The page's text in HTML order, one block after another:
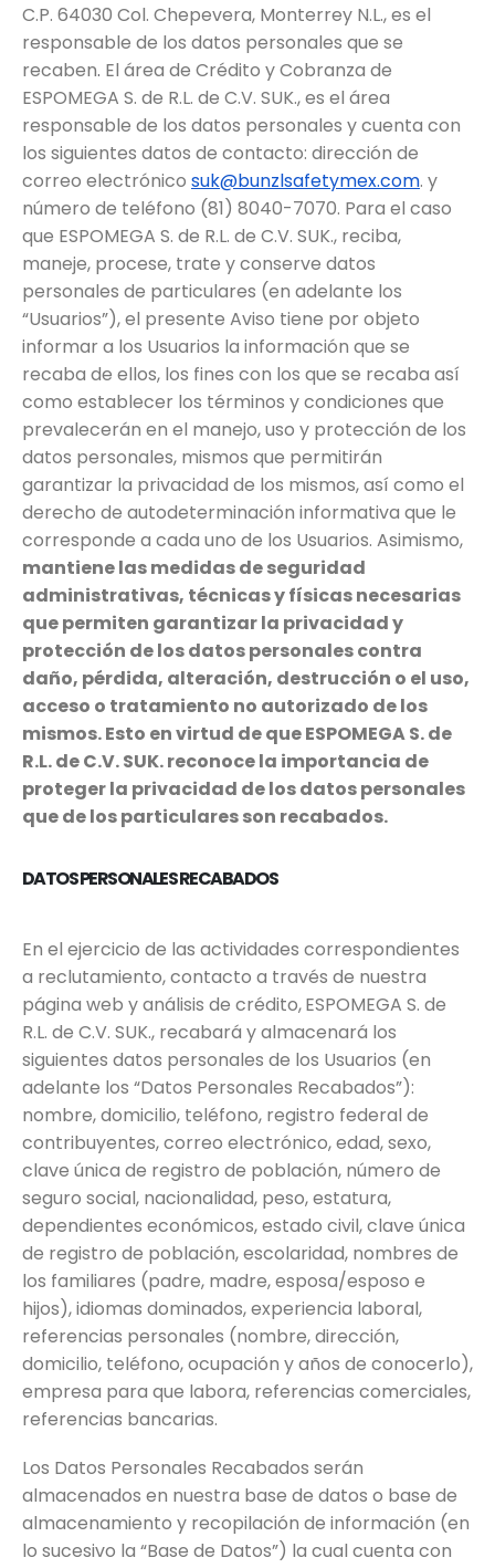
C.P. 64030 Col. Chepevera, Monterrey N.L., es el
responsable de los datos personales que se
recaben. El área de Crédito y Cobranza de
ESPOMEGA S. de R.L. de C.V. SUK., es el área
responsable de los datos personales y cuenta con
los siguientes datos de contacto: dirección de
correo electrónico suk@bunzlsafetymex.com. y
número de teléfono (81) 8040-7070. Para el caso
que ESPOMEGA S. de R.L. de C.V. SUK., reciba,
maneje, procese, trate y conserve datos
personales de particulares (en adelante los
“Usuarios”), el presente Aviso tiene por objeto
informar a los Usuarios la información que se
recaba de ellos, los fines con los que se recaba así
como establecer los términos y condiciones que
prevalecerán en el manejo, uso y protección de los
datos personales, mismos que permitirán
garantizar la privacidad de los mismos, así como el
derecho de autodeterminación informativa que le
corresponde a cada uno de los Usuarios. Asimismo,
mantiene las medidas de seguridad
administrativas, técnicas y físicas necesarias
que permiten garantizar la privacidad y
protección de los datos personales contra
daño, pérdida, alteración, destrucción o el uso,
acceso o tratamiento no autorizado de los
mismos. Esto en virtud de que ESPOMEGA S. de
R.L. de C.V. SUK.reconoce la importancia de
proteger la privacidad de los datos personales
que de los particulares son recabados.
DATOS PERSONALES RECABADOS
En el ejercicio de las actividades correspondientes
a reclutamiento, contacto a través de nuestra
página web y análisis de crédito,ESPOMEGA S. de
R.L. de C.V. SUK., recabará y almacenará los
siguientes datos personales de los Usuarios (en
adelante los “Datos Personales Recabados”):
nombre, domicilio, teléfono, registro federal de
contribuyentes, correo electrónico, edad, sexo,
clave única de registro de población, número de
seguro social, nacionalidad, peso, estatura,
dependientes económicos, estado civil, clave única
de registro de población, escolaridad, nombres de
los familiares (padre, madre, esposa/esposo e
hijos), idiomas dominados, experiencia laboral,
referencias personales (nombre, dirección,
domicilio, teléfono, ocupación y años de conocerlo),
empresa para que labora, referencias comerciales,
referencias bancarias.
Los Datos Personales Recabados serán
almacenados en nuestra base de datos o base de
almacenamiento y recopilación de información (en
lo sucesivo la “Base de Datos”) la cual cuenta con